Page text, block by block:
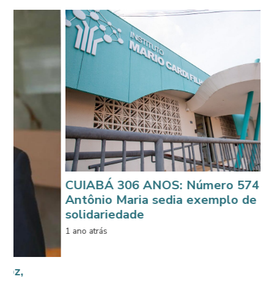
CUIABÁ 306 ANOS: Número 574 da Rua
Antônio Maria sedia exemplo de
solidariedade
1 ano atrás